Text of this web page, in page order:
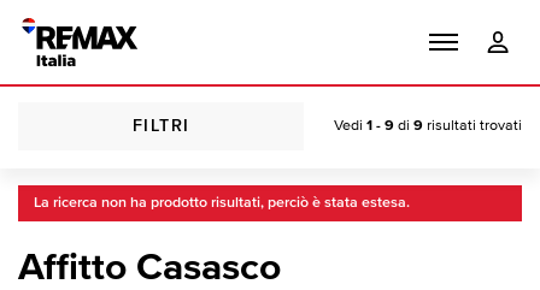
FILTRI Vedi 1 - 9 di 9 risultati trovati
La ricerca non ha prodotto risultati, perciò è stata estesa.
Affitto Casasco